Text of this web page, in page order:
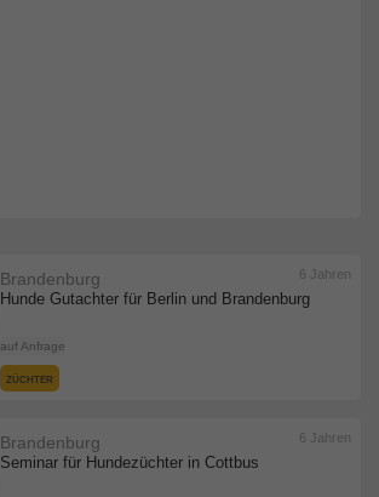
Hunde Gutachter für Berlin und Brandenburg
Brandenburg
auf Anfrage
6 Jahren
ZÜCHTER
Seminar für Hundezüchter in Cottbus
Brandenburg 6 Jahren